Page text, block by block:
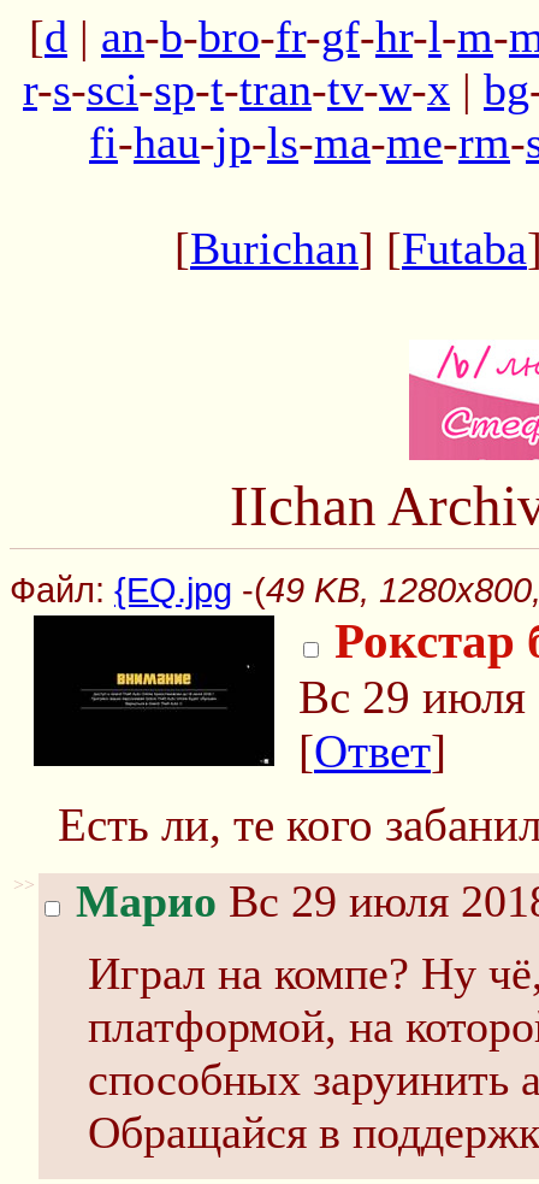
[d | an-b-bro-fr-gf-hr-l-m-
r-s-sci-sp-t-tran-tv-w-x | bg
fi-hau-jp-ls-ma-me-rm-
[Burichan] [Futaba
IIchan
Файл: {EQ.jpg -(49 KB,
Рокстар
Вс 29 июля
[Ответ]
Есть ли, те кого
>> Марио Вс 29 июля
Играл на компе? Ну
платформой, на
способных заруинить
Обращайся в